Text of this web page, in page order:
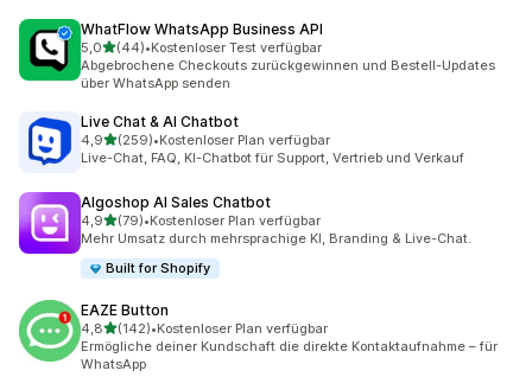
WhatFlow WhatsApp Business API
5,0von 5 Sternen
(44)
44 Rezensionen insgesamt
•Kostenloser Test verfügbar
Abgebrochene Checkouts zurückgewinnen und Bestell-Updates
über WhatsApp senden
Live Chat & AI Chatbot
4,9von 5 Sternen
(259)
259 Rezensionen insgesamt
•Kostenloser Plan verfügbar
Live-Chat, FAQ, KI-Chatbot für Support, Vertrieb und Verkauf
Algoshop AI Sales Chatbot
4,9von 5 Sternen
(79)
79 Rezensionen insgesamt
•Kostenloser Plan verfügbar
Mehr Umsatz durch mehrsprachige KI, Branding & Live-Chat.
Built for Shopify
EAZE Button
4,8von 5 Sternen
(142)
142 Rezensionen insgesamt
•Kostenloser Plan verfügbar
Ermögliche deiner Kundschaft die direkte Kontaktaufnahme – für
WhatsApp